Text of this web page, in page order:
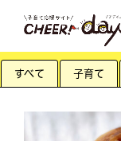
すべて 子育て